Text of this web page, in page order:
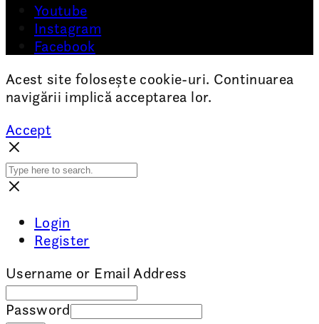
Youtube
Instagram
Facebook
Acest site folosește cookie-uri. Continuarea
navigării implică acceptarea lor.
Accept
Login
Register
Username or Email Address
Password